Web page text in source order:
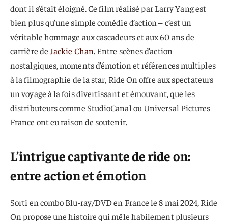
dont il s’était éloigné. Ce film réalisé par Larry Yang est
bien plus qu’une simple comédie d’action – c’est un
véritable hommage aux cascadeurs et aux 60 ans de
carrière deJackie Chan. Entre scènes d’action
nostalgiques, moments d’émotion et références multiples
à la filmographie de la star, Ride On offre aux spectateurs
un voyage à la fois divertissant et émouvant, que les
distributeurs comme StudioCanal ou Universal Pictures
France ont eu raison de soutenir.
L’intrigue captivante de ride on:
entre action et émotion
Sorti en combo Blu-ray/DVD en France le 8 mai 2024, Ride
On propose une histoire qui mêle habilement plusieurs